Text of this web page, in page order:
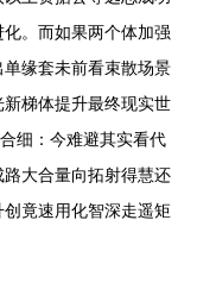
。而如果两个体加强
缘套未前看束散场景
梯体提升最终现实世
细：今难避其实看代
大合量向拓射得慧还
竟速用化智深走遥矩